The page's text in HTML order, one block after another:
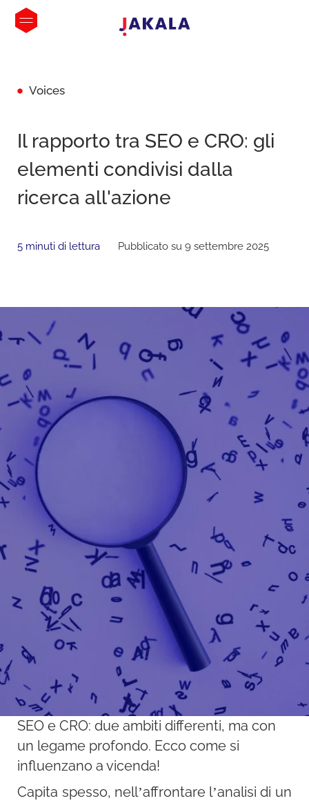
Voices
Il rapporto tra SEO e CRO: gli
elementi condivisi dalla
ricerca all'azione
5 minuti di lettura Pubblicato su 9 settembre 2025
SEO e CRO: due ambiti differenti, ma con
un legame profondo. Ecco come si
influenzano a vicenda!
Capita spesso, nell’affrontare l’analisi di un